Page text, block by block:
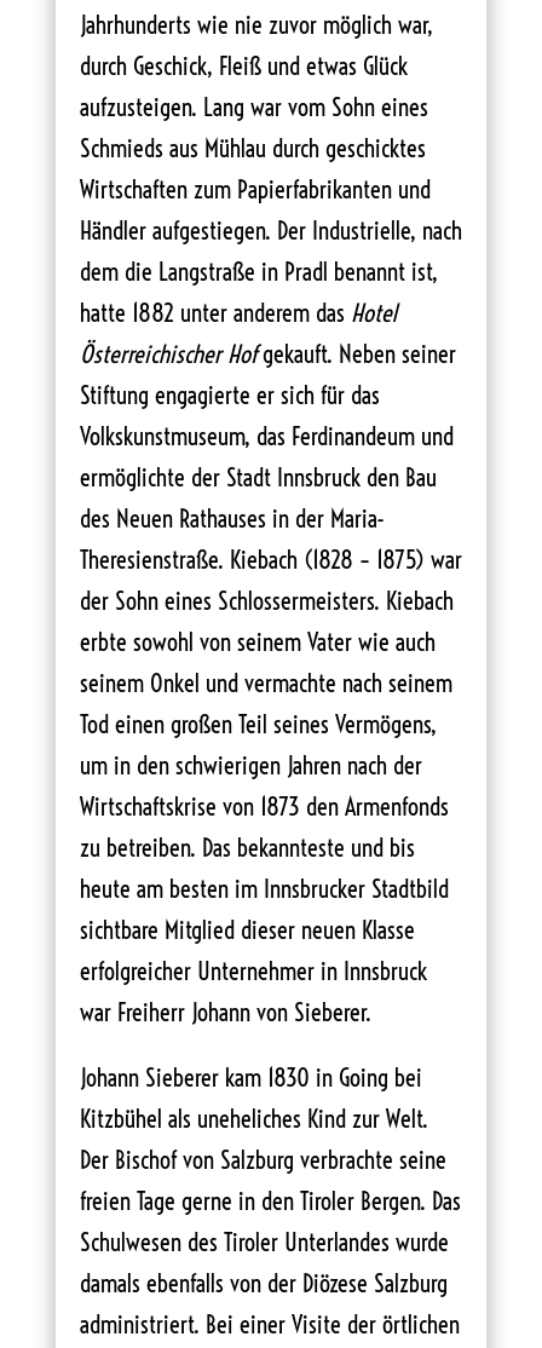
Jahrhunderts wie nie zuvor möglich war,
durch Geschick, Fleiß und etwas Glück
aufzusteigen. Lang war vom Sohn eines
Schmieds aus Mühlau durch geschicktes
Wirtschaften zum Papierfabrikanten und
Händler aufgestiegen. Der Industrielle, nach
dem die Langstraße in Pradl benannt ist,
hatte 1882 unter anderem das Hotel
Österreichischer Hofgekauft. Neben seiner
Stiftung engagierte er sich für das
Volkskunstmuseum, das Ferdinandeum und
ermöglichte der Stadt Innsbruck den Bau
des Neuen Rathauses in der Maria-
Theresienstraße. Kiebach (1828 – 1875) war
der Sohn eines Schlossermeisters. Kiebach
erbte sowohl von seinem Vater wie auch
seinem Onkel und vermachte nach seinem
Tod einen großen Teil seines Vermögens,
um in den schwierigen Jahren nach der
Wirtschaftskrise von 1873 den Armenfonds
zu betreiben. Das bekannteste und bis
heute am besten im Innsbrucker Stadtbild
sichtbare Mitglied dieser neuen Klasse
erfolgreicher Unternehmer in Innsbruck
war Freiherr Johann von Sieberer.
Johann Sieberer kam 1830 in Going bei
Kitzbühel als uneheliches Kind zur Welt.
Der Bischof von Salzburg verbrachte seine
freien Tage gerne in den Tiroler Bergen. Das
Schulwesen des Tiroler Unterlandes wurde
damals ebenfalls von der Diözese Salzburg
administriert. Bei einer Visite der örtlichen